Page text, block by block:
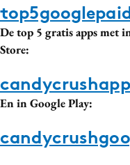
Interne communicatie
Martech
Merkstrategie
PR
Purpose Marketing
De top 5 gratis apps met
Store:
En in Google Play: